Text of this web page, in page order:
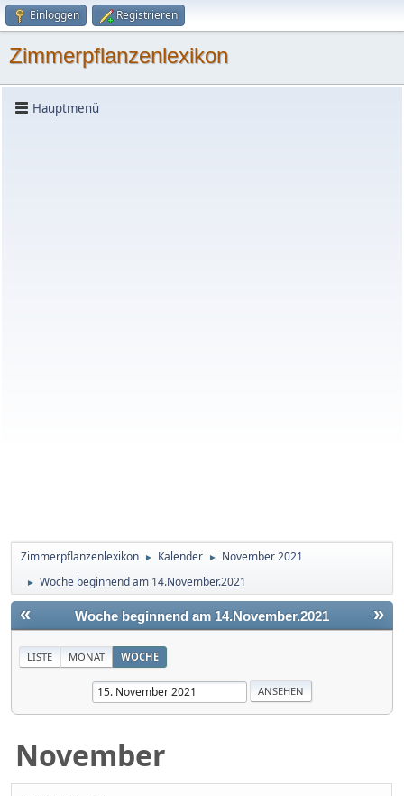
Einloggen Registrieren
Zimmerpflanzenlexikon
Hauptmenü
Zimmerpflanzenlexikon ► Kalender ► November 2021
► Woche beginnend am 14.November.2021
« »
Woche beginnend am 14.November.2021
LISTE MONAT WOCHE
November